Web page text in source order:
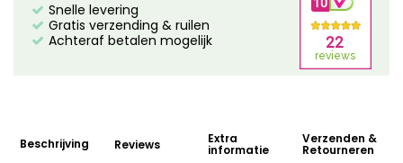
Snelle levering
Gratis verzending & ruilen
Achteraf betalen mogelijk
Beschrijving Reviews Extra
informatie
Verzenden &
Retourneren